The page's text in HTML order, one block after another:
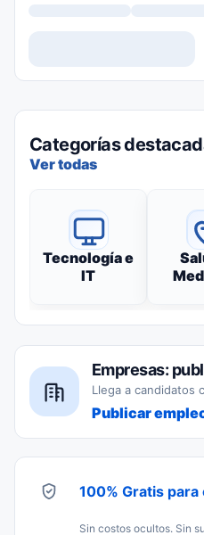
Categorías
Ver todas
Tecnología e
IT
Empresas:
Llega a candidatos
Publicar
100% Gratis
Sin costos ocultos. Sin